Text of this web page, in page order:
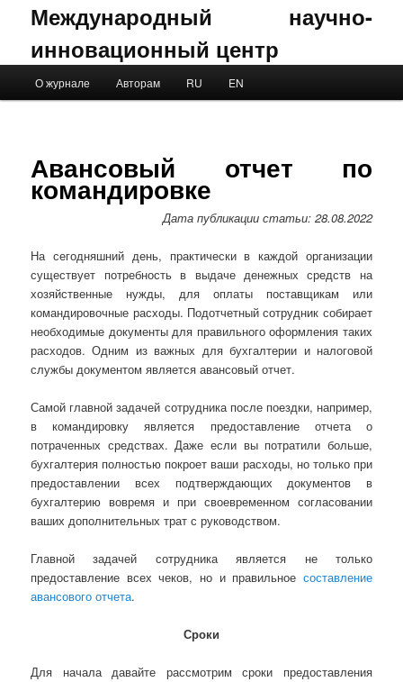
Международный научно-
инновационный центр
Skip to primary content
Skip to secondary content
О журнале Авторам RU EN
Авансовый отчет по
командировке
Дата публикации статьи: 28.08.2022
На сегодняшний день, практически в каждой организации
существует потребность в выдаче денежных средств на
хозяйственные нужды, для оплаты поставщикам или
командировочные расходы. Подотчетный сотрудник собирает
необходимые документы для правильного оформления таких
расходов. Одним из важных для бухгалтерии и налоговой
службы документом является авансовый отчет.
Самой главной задачей сотрудника после поездки, например,
в командировку является предоставление отчета о
потраченных средствах. Даже если вы потратили больше,
бухгалтерия полностью покроет ваши расходы, но только при
предоставлении всех подтверждающих документов в
бухгалтерию вовремя и при своевременном согласовании
ваших дополнительных трат с руководством.
Главной задачей сотрудника является не только
предоставление всех чеков, но и правильное составление
авансового отчета.
Сроки
Для начала давайте рассмотрим сроки предоставления